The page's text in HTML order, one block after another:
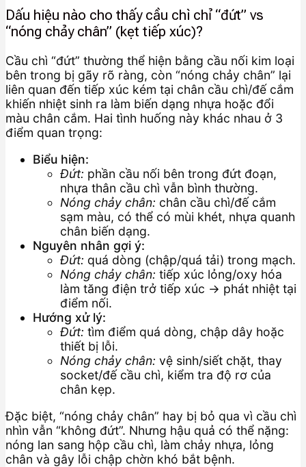
Dấu hiệu nào cho thấy cầu chì chỉ “đứt” vs
“nóng chảy chân” (kẹt tiếp xúc)?
Cầu chì “đứt” thường thể hiện bằng cầu nối kim loại
bên trong bị gãy rõ ràng, còn “nóng chảy chân” lại
liên quan đến tiếp xúc kém tại chân cầu chì/đế cắm
khiến nhiệt sinh ra làm biến dạng nhựa hoặc đổi
màu chân cắm. Hai tình huống này khác nhau ở 3
điểm quan trọng:
Biểu hiện:
Đứt: phần cầu nối bên trong đứt đoạn,
nhựa thân cầu chì vẫn bình thường.
Nóng chảy chân: chân cầu chì/đế cắm
sạm màu, có thể có mùi khét, nhựa quanh
chân biến dạng.
Nguyên nhân gợi ý:
Đứt: quá dòng (chập/quá tải) trong mạch.
Nóng chảy chân: tiếp xúc lỏng/oxy hóa
làm tăng điện trở tiếp xúc → phát nhiệt tại
điểm nối.
Hướng xử lý:
Đứt: tìm điểm quá dòng, chập dây hoặc
thiết bị lỗi.
Nóng chảy chân: vệ sinh/siết chặt, thay
socket/đế cầu chì, kiểm tra độ rơ của
chân kẹp.
Đặc biệt, “nóng chảy chân” hay bị bỏ qua vì cầu chì
nhìn vẫn “không đứt”. Nhưng hậu quả có thể nặng:
nóng lan sang hộp cầu chì, làm chảy nhựa, lỏng
chân và gây lỗi chập chờn khó bắt bệnh.